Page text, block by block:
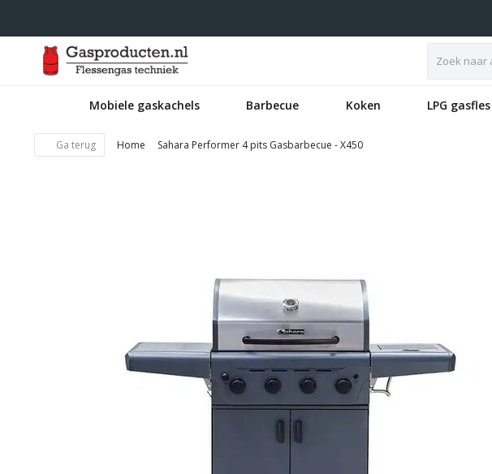
Mobiele gaskachels Barbecue Koken LPG gasfles
Ga terug Home Sahara Performer 4 pits Gasbarbecue - X450